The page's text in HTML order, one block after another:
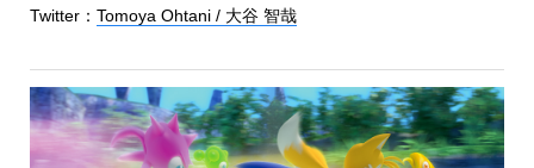
Twitter： Tomoya Ohtani / 大谷 智哉